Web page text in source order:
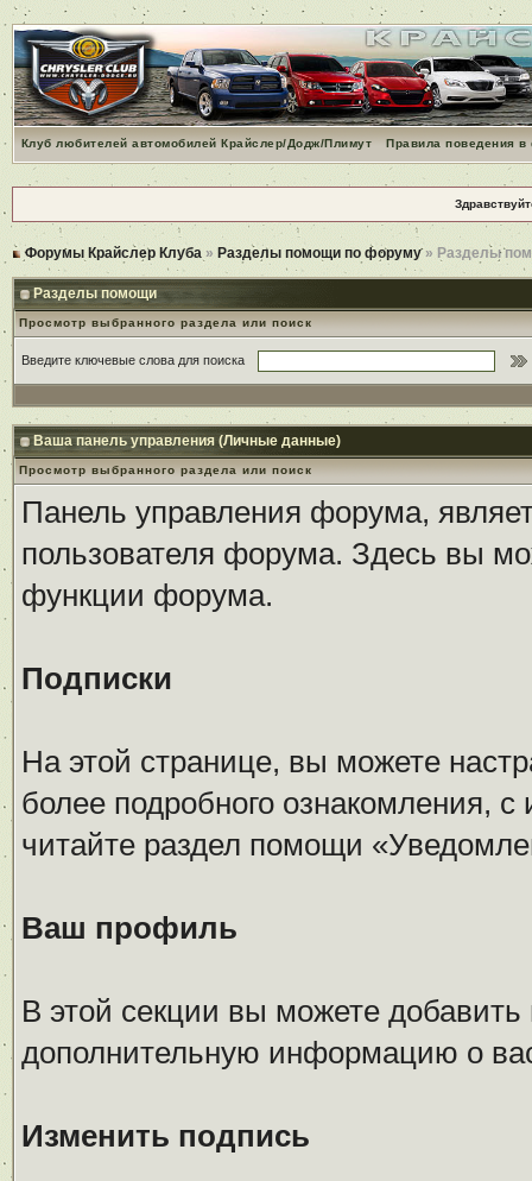
Клуб любителей автомобилей Крайслер/Додж/Плимут Правила поведения
Форумы Крайслер Клуба » Разделы помощи по форуму» Разделы
Разделы помощи
Просмотр выбранного раздела или поиск
Введите ключевые слова для поиска
Ваша панель управления (Личные данные)
Просмотр выбранного раздела или поиск
Панель управления форума,
пользователя форума. Здесь вы
функции форума.
Подписки
На этой странице, вы можете
более подробного ознакомления,
читайте раздел помощи
Ваш профиль
В этой секции вы можете
дополнительную информацию о
Изменить подпись